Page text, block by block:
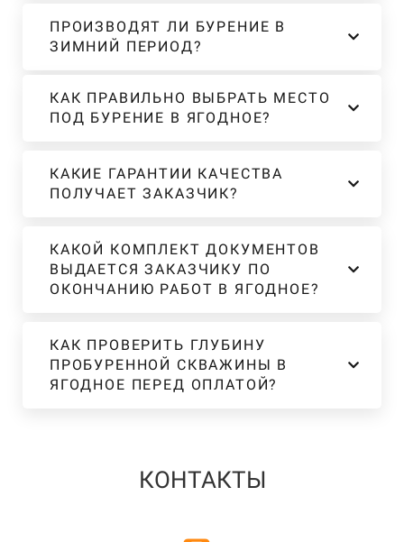
ПРОИЗВОДЯТ ЛИ БУРЕНИЕ В
ЗИМНИЙ ПЕРИОД?
КАК ПРАВИЛЬНО ВЫБРАТЬ МЕСТО
ПОД БУРЕНИЕ В ЯГОДНОЕ?
КАКИЕ ГАРАНТИИ КАЧЕСТВА
ПОЛУЧАЕТ ЗАКАЗЧИК?
КАКОЙ КОМПЛЕКТ ДОКУМЕНТОВ
ВЫДАЕТСЯ ЗАКАЗЧИКУ ПО
ОКОНЧАНИЮ РАБОТ В ЯГОДНОЕ?
КАК ПРОВЕРИТЬ ГЛУБИНУ
ПРОБУРЕННОЙ СКВАЖИНЫ В
ЯГОДНОЕ ПЕРЕД ОПЛАТОЙ?
КОНТАКТЫ